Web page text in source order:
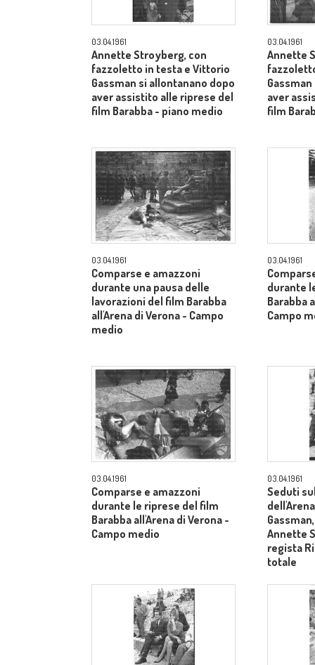
03.04.1961
Annette Stroyberg, con
fazzoletto in testa e Vittorio
Gassman si allontanano dopo
aver assistito alle riprese del
film Barabba - piano medio
03.04.1961
Annette
aver
film
03.04.1961
Comparse e amazzoni
durante una pausa delle
lavorazioni del film Barabba
all'Arena di Verona - Campo
medio
03.04.1961
durante
Barabba
Campo
03.04.1961
Comparse e amazzoni
durante le riprese del film
Barabba all'Arena di Verona -
Campo medio
03.04.1961
Seduti
Annette
regista
totale